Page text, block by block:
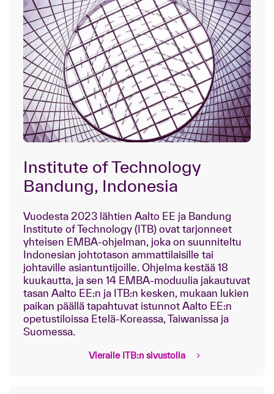
Institute of Technology
Bandung, Indonesia
Vuodesta 2023 lähtien Aalto EE ja Bandung
Institute of Technology (ITB) ovat tarjonneet
yhteisen EMBA-ohjelman, joka on suunniteltu
Indonesian johtotason ammattilaisille tai
johtaville asiantuntijoille. Ohjelma kestää 18
kuukautta, ja sen 14 EMBA-moduulia jakautuvat
tasan Aalto EE:n ja ITB:n kesken, mukaan lukien
paikan päällä tapahtuvat istunnot Aalto EE:n
opetustiloissa Etelä-Koreassa, Taiwanissa ja
Suomessa.
Vieraile ITB:n sivustolla